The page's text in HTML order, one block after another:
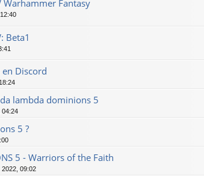
Fantasy
Beta1
Discord
lambda dominions 5
04:24
5 ?
5 - Warriors of the Faith
2022, 09:02